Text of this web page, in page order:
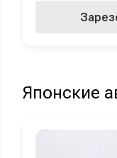
Японские